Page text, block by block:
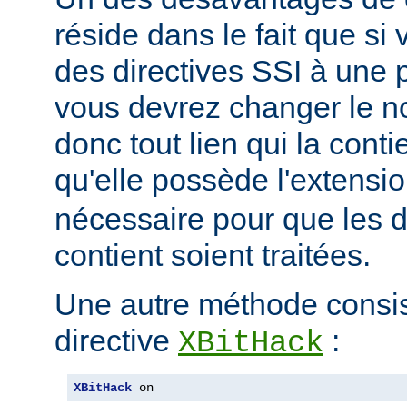
réside dans le fait que si
des directives SSI à une
vous devrez changer le
donc tout lien qui la
qu'elle possède
nécessaire pour que les
contient soient traitées.
Une autre méthode
directive XBitHack :
XBitHack on